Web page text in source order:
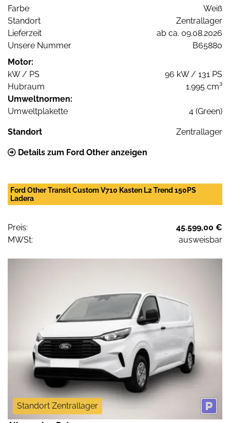
Farbe
Weiß
Standort
Zentrallager
Lieferzeit
ab ca. 09.08.2026
Unsere Nummer
B65880
Motor:
kW / PS
96 kW / 131 PS
Hubraum
1.995 cm³
Umweltnormen:
Umweltplakette
4 (Green)
Standort Zentrallager
Details zum Ford Other anzeigen
Ford Other Transit Custom V710 Kasten L2 Trend 150PS
Ladera
Preis:
45.599,00 €
MWSt:
ausweisbar
Standort Zentrallager